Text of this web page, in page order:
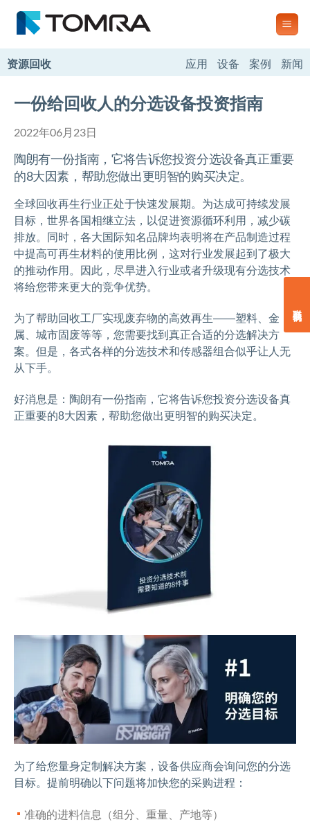
容资源回收 应用 设备 案例 新闻
一份给回收人的分选设备投资指南
2022年06月23日
陶朗有一份指南，它将告诉您投资分选设备真正重要
的8大因素，帮助您做出更明智的购买决定。
全球回收再生行业正处于快速发展期。为达成可持续发展
目标，世界各国相继立法，以促进资源循环利用，减少碳
排放。同时，各大国际知名品牌均表明将在产品制造过程
中提高可再生材料的使用比例，这对行业发展起到了极大
的推动作用。因此，尽早进入行业或者升级现有分选技术
将给您带来更大的竞争优势。
为了帮助回收工厂实现废弃物的高效再生——塑料、金
属、城市固废等等，您需要找到真正合适的分选解决方
案。但是，各式各样的分选技术和传感器组合似乎让人无
从下手。
好消息是：陶朗有一份指南，它将告诉您投资分选设备真
正重要的8大因素，帮助您做出更明智的购买决定。
为了给您量身定制解决方案，设备供应商会询问您的分选
目标。提前明确以下问题将加快您的采购进程：
准确的进料信息（组分、重量、产地等）